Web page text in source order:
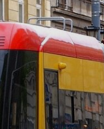
KONTA
PRAWO
RAPORTY SPECJALNE